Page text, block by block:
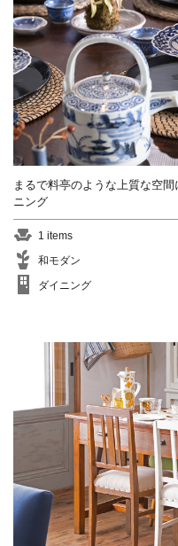
大正ロマン
キッチン
オフィス
カフェ
サイドボード
ベンチ
センター・サイドテーブ
デスク
収納棚
建具
ガラスケース
まるで料亭のような上質な空
ニング
1 items
和モダン
ダイニング